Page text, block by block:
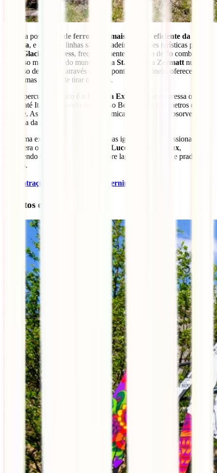
A Suíça possui a
rede ferroviária mais densa e eficiente da
Europa, e algumas linhas são verdadeiras atrações turísticas por si
Glacier Express, frequentemente chamado de “o comboio
expresso mais lento do mundo”, liga St. Moritz a Zermatt num
percurso de 8 horas através de 291 pontes e 91 túneis, oferecendo
panoramas alpinos de tirar o fôlego.
Outro percurso icónico é o
Bernina Express
, que atravessa os
Alpes até Itália, passando pelo Passo Bernina a 2.253 metros de
altitude. As suas carruagens panorâmicas permitem-te absorver toda
a beleza da paisagem alpina.
Para uma experiência mais curta, mas igualmente impressionante,
considera o
Lucerna Montreux,
oferecendo vistas espetaculares sobre lagos, montanhas e prados
alpinos.
10 atrações a não perder no Bernina Express
Eventos e Festivais